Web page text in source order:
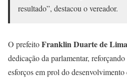
resultado”, destacou o vereador.
O prefeitoFranklin Duarte de Lima
dedicação da parlamentar,
esforços em prol do desenvolvimento